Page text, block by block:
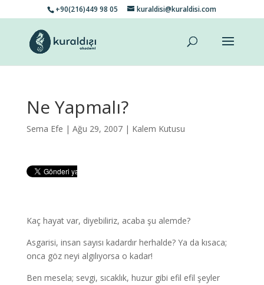
+90(216)449 98 05 kuraldisi@kuraldisi.com
Ne Yapmalı?
Sema Efe | Ağu 29, 2007 | Kalem Kutusu
Kaç hayat var, diyebiliriz, acaba şu alemde?
Asgarisi, insan sayısı kadardır herhalde? Ya da kısaca;
onca göz neyi algılıyorsa o kadar!
Ben mesela; sevgi, sıcaklık, huzur gibi efil efil şeyler